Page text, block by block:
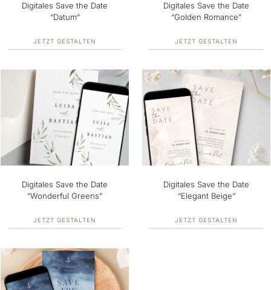
Digitales Save the Date
“Datum”
JETZT GESTALTEN
Digitales Save the Date
“Golden Romance”
JETZT GESTALTEN
Digitales Save the Date
“Wonderful Greens”
JETZT GESTALTEN
Digitales Save the Date
“Elegant Beige”
JETZT GESTALTEN